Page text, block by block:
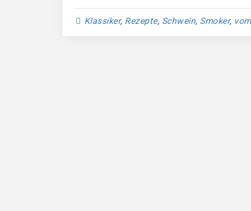
Klassiker, Rezepte, Schwein, Smoker,